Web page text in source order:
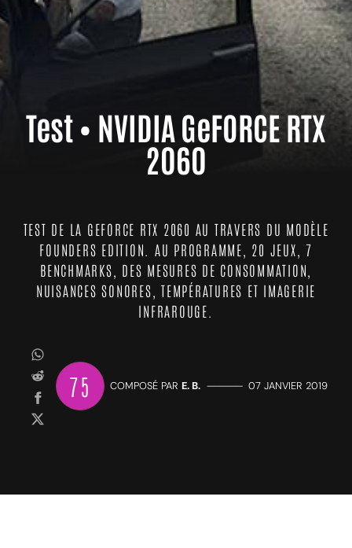
Test • NVIDIA GeFORCE RTX
2060
TEST DE LA GEFORCE RTX 2060 AU TRAVERS DU MODÈLE
FOUNDERS EDITION. AU PROGRAMME, 20 JEUX, 7
BENCHMARKS, DES MESURES DE CONSOMMATION,
NUISANCES SONORES, TEMPÉRATURES ET IMAGERIE
INFRAROUGE.
75 COMPOSÉ PAR E. B. ————— 07 JANVIER 2019